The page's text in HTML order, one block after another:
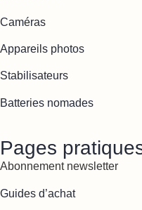
Caméras
Appareils photos
Stabilisateurs
Batteries nomades
Pages
Abonnement newsletter
Guides d’achat